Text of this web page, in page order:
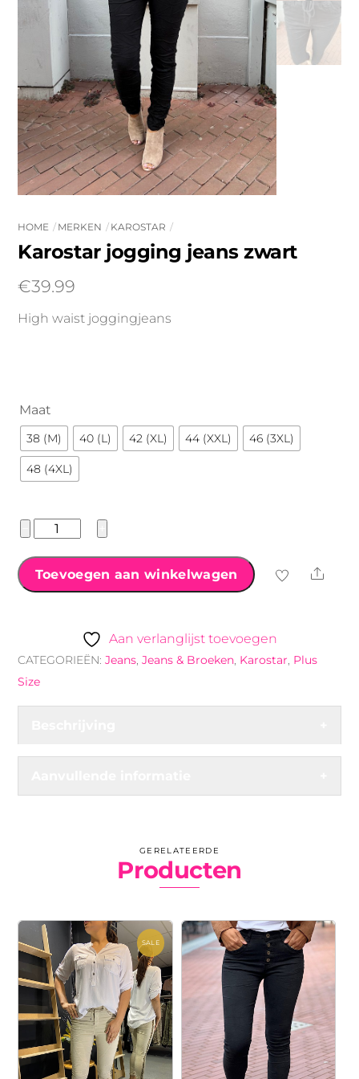
HOME MERKEN KAROSTAR
Karostar jogging jeans zwart
€39.99
High waist joggingjeans
Maat
38 (M) 40 (L) 42 (XL) 44 (XXL) 46 (3XL)
48 (4XL)
Karostar
jeans
zwart
Toevoegen aan winkelwagen Share
Aan verlanglijst toevoegen
CATEGORIEËN:Jeans,Jeans & Broeken, Karostar, Plus
Size
GERELATEERDE
Producten
SALE